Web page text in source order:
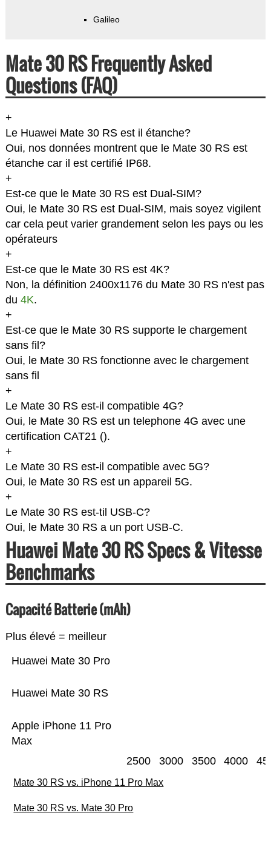
Galileo
Mate 30 RS Frequently Asked
Questions (FAQ)
+
Le Huawei Mate 30 RS est il étanche?
Oui, nos données montrent que le Mate 30 RS est
étanche car il est certifié IP68.
+
Est-ce que le Mate 30 RS est Dual-SIM?
Oui, le Mate 30 RS est Dual-SIM, mais soyez vigilent
car cela peut varier grandement selon les pays ou les
opérateurs
+
Est-ce que le Mate 30 RS est 4K?
Non, la définition 2400x1176 du Mate 30 RS n'est pas
du 4K.
+
Est-ce que le Mate 30 RS supporte le chargement
sans fil?
Oui, le Mate 30 RS fonctionne avec le chargement
sans fil
+
Le Mate 30 RS est-il compatible 4G?
Oui, le Mate 30 RS est un telephone 4G avec une
certification CAT21 ().
+
Le Mate 30 RS est-il compatible avec 5G?
Oui, le Mate 30 RS est un appareil 5G.
+
Le Mate 30 RS est-til USB-C?
Oui, le Mate 30 RS a un port USB-C.
Huawei Mate 30 RS Specs & Vitesse
Benchmarks
Capacité Batterie (mAh)
Plus élevé = meilleur
Apple iPhone 11 Pro
Max
Huawei Mate 30 RS
Huawei Mate 30 Pro
2500 3000 3500 4000
Mate 30 RS vs. iPhone 11 Pro Max
Mate 30 RS vs. Mate 30 Pro